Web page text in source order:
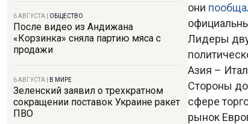
6 АВГУСТА ОБЩЕСТВО
После видео из Андижана
«Корзинка» сняла партию мяса с
продажи
6 АВГУСТА В МИРЕ
Зеленский заявил о трехкратном
сокращении поставок Украине ракет
ПВО
они
Лидеры
Азия –
Стороны
сфере
рынок